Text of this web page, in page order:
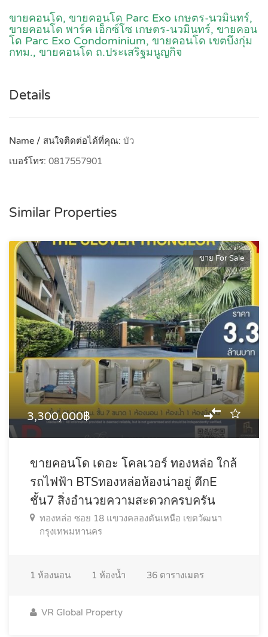
ขายคอนโด, ขายคอนโด Parc Exo เกษตร-นวมินทร์,
ขายคอนโด พาร์ค เอ็กซ์โซ เกษตร-นวมินทร์, ขายคอน
โด Parc Exo Condominium, ขายคอนโด เขตบึงกุ่ม
กทม., ขายคอนโด ถ.ประเสริฐมนูญกิจ
Details
Name / สนใจติดต่อได้ที่คุณ: บัว
เบอร์โทร: 0817557901
Similar Properties
ขาย For Sale
3,300,000฿
ขายคอนโด เดอะ โคลเวอร์ ทองหล่อ ใกล้
รถไฟฟ้า BTSทองหล่อห้องน่าอยู่ ตึกE
ชั้น7 สิ่งอำนวยความสะดวกครบครัน
ทองหล่อ ซอย 18 แขวงคลองตันเหนือ เขตวัฒนา
กรุงเทพมหานคร
1 ห้องนอน 1 ห้องน้ำ 36 ตารางเมตร
VR Global Property